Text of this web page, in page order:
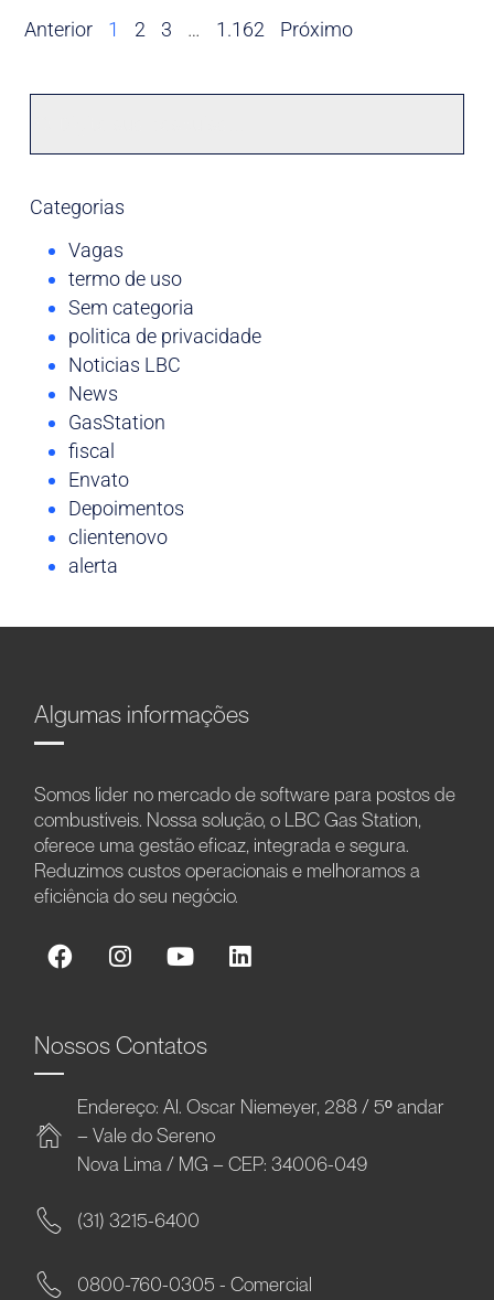
Anterior 1 2 3 … 1.162 Próximo
Categorias
Vagas
termo de uso
Sem categoria
politica de privacidade
Noticias LBC
News
GasStation
fiscal
Envato
Depoimentos
clientenovo
alerta
Algumas informações
Somos líder no mercado de software para postos de
combustíveis. Nossa solução, o LBC Gas Station,
oferece uma gestão eficaz, integrada e segura.
Reduzimos custos operacionais e melhoramos a
eficiência do seu negócio.
Nossos Contatos
Endereço: Al. Oscar Niemeyer, 288 / 5º andar
– Vale do Sereno
Nova Lima / MG – CEP: 34006-049
(31) 3215-6400
0800-760-0305 - Comercial